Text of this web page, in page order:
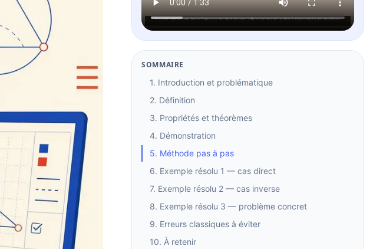
SOMMAIRE
1. Introduction et problématique
2. Définition
3. Propriétés et théorèmes
4. Démonstration
5. Méthode pas à pas
6. Exemple résolu 1 — cas direct
7. Exemple résolu 2 — cas inverse
8. Exemple résolu 3 — problème concret
9. Erreurs classiques à éviter
10. À retenir